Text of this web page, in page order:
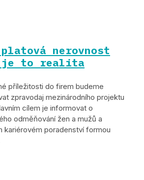
platová nerovnost
je to realita
příležitosti do firem budeme
zpravodaj mezinárodního projektu
cílem je informovat o
odměňování žen a mužů a
kariérovém poradenství formou